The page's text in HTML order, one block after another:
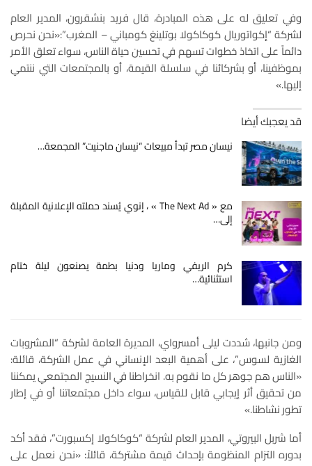
وفي تعليق له على هذه المبادرة، قال فريد بنشقرون، المدير العام
لشركة “إكواتوريال كوكاكولا بوتلينغ كومباني – المغرب”:«نحن نحرص
دائماً على اتخاذ خطوات تسهم في تحسين حياة الناس، سواء تعلق الأمر
بموظفينا، أو بشركائنا في سلسلة القيمة، أو بالمجتمعات التي ننتمي
إليها.»
قد يعجبك أيضا
نيسان مصر تبدأ مبيعات “نيسان ماجنيت” المجمعة…
مع « The Next Ad » ، إنوي يُسند حملته الإعلانية المقبلة
إلى…
كرم الريفي وماريا ودنيا بطمة يصنعون ليلة ختام
استثنائية…
ومن جانبها، شددت ليلى أمسرواي، المديرة العامة لشركة “المشروبات
الغازية لسوس”، على أهمية البعد الإنساني في عمل الشركة، قائلة:
«الناس هم جوهر كل ما نقوم به. انخراطنا في النسيج المجتمعي يمكننا
من تحقيق أثر إيجابي قابل للقياس، سواء داخل مجتمعاتنا أو في إطار
تطور نشاطنا.»
أما شربل البيروتي، المدير العام لشركة “كوكاكولا إكسبورت”، فقد أكد
بدوره التزام المنظومة بإحداث قيمة مشتركة، قائلاً: «نحن نعمل على